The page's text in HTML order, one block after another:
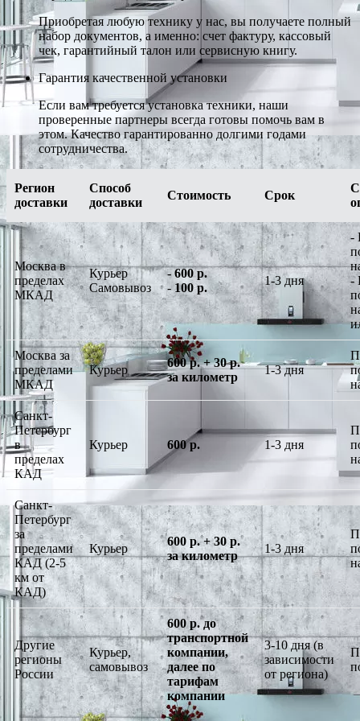
Приобретая любую технику у нас, вы получаете полный
набор документов, а именно: счет фактуру, кассовый
чек, гарантийный талон или сервисную книгу.
Гарантия качественной установки
Если вам требуется установка техники, наши
проверенные партнеры всегда готовы помочь вам в
этом. Качество гарантированно долгими годами
сотрудничества.
Регион
доставки
Способ
доставки
Стоимость Срок
Москва в
пределах
МКАД
Курьер
Самовывоз
-600 р.
-100 р.
1-3 дня
-
-
Москва за
пределами
МКАД
Курьер
600 р. + 30 р.
за километр
1-3 дня
Санкт-
Петербург
в
пределах
КАД
Курьер 600 р. 1-3 дня
Санкт-
Петербург
за
пределами
КАД (2-5
км от
КАД)
Курьер
600 р. + 30 р.
за километр
1-3 дня
Другие
регионы
России
Курьер,
самовывоз
600 р. до
транспортной
компании,
далее по
тарифам
компании
3-10 дня (в
зависимости
от региона)